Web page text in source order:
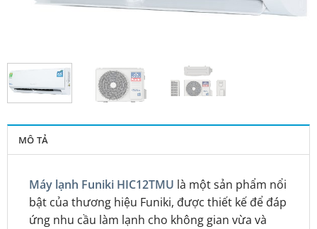
MÔ TẢ
Máy lạnh Funiki HIC12TMU là một sản phẩm nổi
bật của thương hiệu Funiki, được thiết kế để đáp
ứng nhu cầu làm lạnh cho không gian vừa và